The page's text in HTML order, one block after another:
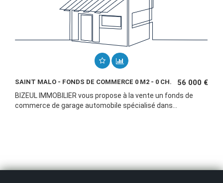
SAINT MALO - FONDS DE COMMERCE 0 M2 - 0 CH. 56 000 €
BIZEUL IMMOBILIER vous propose à la vente un fonds de
commerce de garage automobile spécialisé dans...